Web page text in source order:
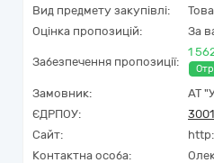
Вид предмету закупівлі:
Оцінка пропозицій:
За
Забезпечення пропозиції:
1
Замовник:
АТ
ЄДРПОУ:
Сайт:
Контактна особа: